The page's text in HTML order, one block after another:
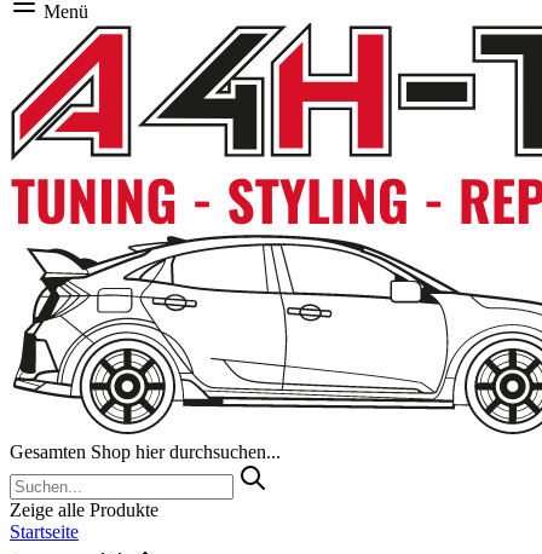
Menü
Gesamten Shop hier durchsuchen...
Zeige alle Produkte
Startseite